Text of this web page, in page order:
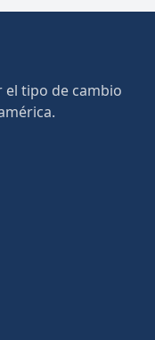
tipo de cambio